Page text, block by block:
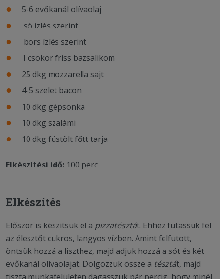
5-6 evőkanál olívaolaj
só ízlés szerint
bors ízlés szerint
1 csokor friss bazsalikom
25 dkg mozzarella sajt
4-5 szelet bacon
10 dkg gépsonka
10 dkg szalámi
10 dkg füstölt főtt tarja
Elkészítési idő: 100 perc
Elkészítés
Először is készítsük el a pizzatésztát. Ehhez futassuk fel
az élesztőt cukros, langyos vízben. Amint felfutott,
öntsük hozzá a liszthez, majd adjuk hozzá a sót és két
evőkanál olívaolajat. Dolgozzuk össze a tésztát, majd
tiszta munkafelületen dagasszuk pár percig, hogy minél